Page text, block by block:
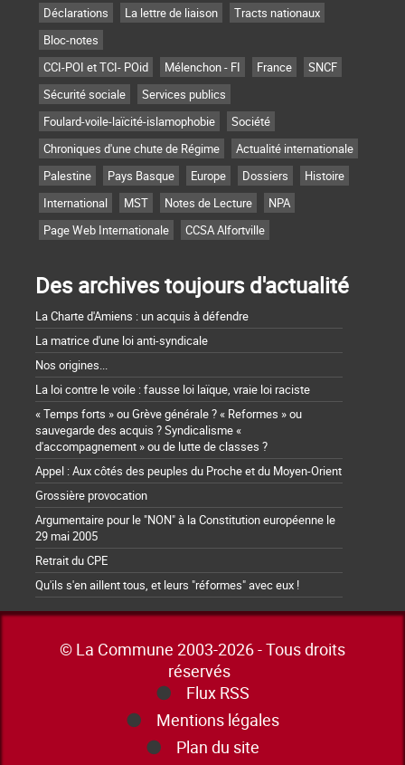
Déclarations
La lettre de liaison
Tracts nationaux
Bloc-notes
CCI-POI et TCI- POid
Mélenchon - FI France
SNCF
Sécurité sociale
Services publics
Foulard-voile-laïcité-islamophobie
Société
Chroniques d'une chute de Régime
Actualité internationale
Palestine
Pays Basque Europe Dossiers
Histoire
International
MST Notes de Lecture
NPA
Page Web Internationale
CCSA Alfortville
Des archives toujours d'actualité
La Charte d'Amiens : un acquis à défendre
La matrice d'une loi anti-syndicale
Nos origines...
La loi contre le voile : fausse loi laïque, vraie loi raciste
« Temps forts » ou Grève générale ? « Reformes » ou
sauvegarde des acquis ? Syndicalisme «
d'accompagnement » ou de lutte de classes ?
Appel : Aux côtés des peuples du Proche et du Moyen-Orient
Grossière provocation
Argumentaire pour le "NON" à la Constitution européenne le
29 mai 2005
Retrait du CPE
Qu'ils s'en aillent tous, et leurs "réformes" avec eux !
© La Commune 2003-2026 - Tous droits
réservés
Flux RSS
Mentions légales
Plan du site